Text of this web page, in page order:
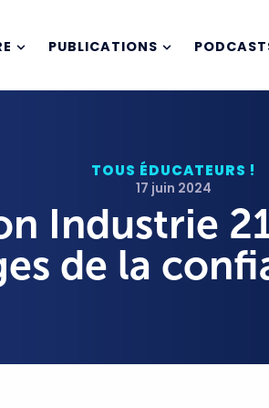
PUBLICATIONS
TOUS ÉDUCATEURS !
17 juin 2024
Industrie
de la